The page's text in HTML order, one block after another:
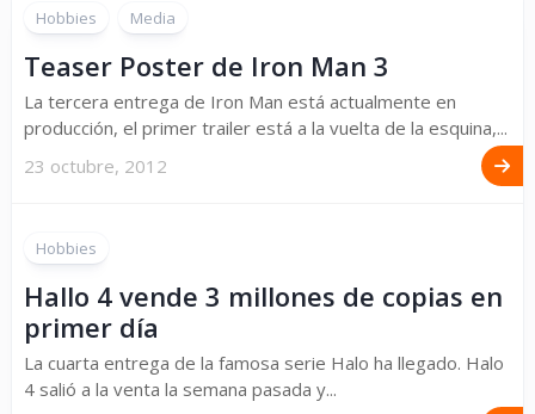
Hobbies Media
Teaser Poster de Iron Man 3
La tercera entrega de Iron Man está actualmente en
producción, el primer trailer está a la vuelta de la esquina,...
23 octubre, 2012
Hobbies
Hallo 4 vende 3 millones de copias en
primer día
La cuarta entrega de la famosa serie Halo ha llegado. Halo
4 salió a la venta la semana pasada y...